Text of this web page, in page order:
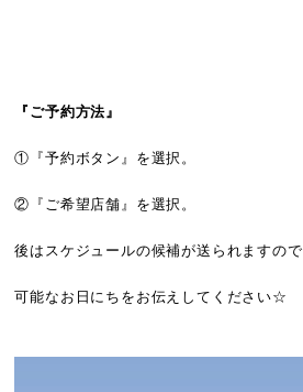
『ご予約方法』
①『予約ボタン』を選択。
②『ご希望店舗』を選択。
後はスケジュールの候補が送られますので
可能なお日にちをお伝えしてください☆